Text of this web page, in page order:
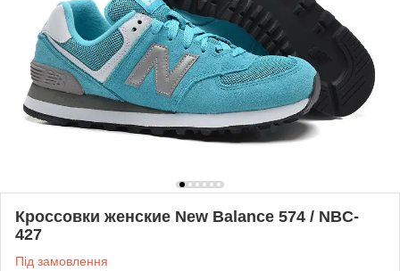
Кроссовки женские New Balance 574 / NBC-
427
Під замовлення